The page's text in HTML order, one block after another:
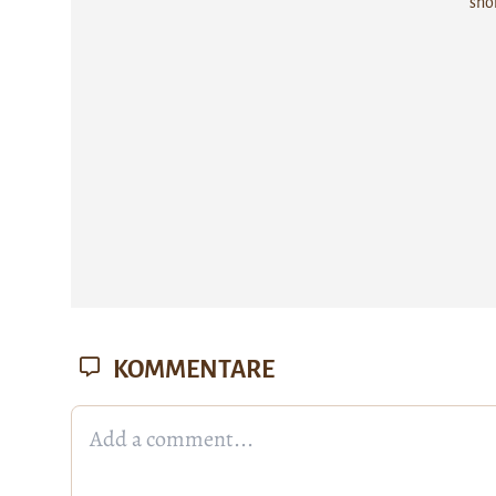
KOMMENTARE